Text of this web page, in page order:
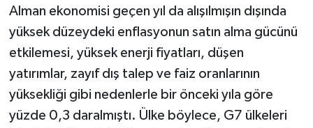
Alman ekonomisi geçen yıl da alışılmışın dışında
yüksek düzeydeki enflasyonun satın alma gücünü
etkilemesi, yüksek enerji fiyatları, düşen
yatırımlar, zayıf dış talep ve faiz oranlarının
yüksekliği gibi nedenlerle bir önceki yıla göre
yüzde 0,3 daralmıştı. Ülke böylece, G7 ülkeleri